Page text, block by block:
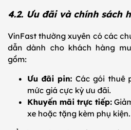
4.2. Ưu đãi và chính sách
VinFast thường xuyên có các
dẫn dành cho khách hàng
gồm:
Ưu đãi pin:Các gói thuê
mức giá cực kỳ ưu đãi.
Khuyến mãi trực tiếp:
xe hoặc tặng kèm phụ kiện.